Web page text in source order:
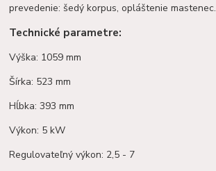
prevedenie: šedý korpus, opláštenie mastenec.
Technické parametre:
Výška: 1059 mm
Šírka: 523 mm
Hĺbka: 393 mm
Výkon: 5 kW
Regulovateľný výkon: 2,5 - 7